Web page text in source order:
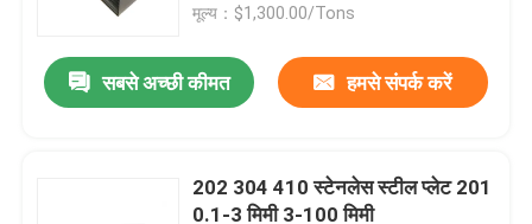
मूल्य：$1,300.00/Tons
सबसे अच्छी कीमत हमसे संपर्क करें
202 304 410 स्टेनलेस स्टील प्लेट 201
0.1-3 मिमी 3-100 मिमी